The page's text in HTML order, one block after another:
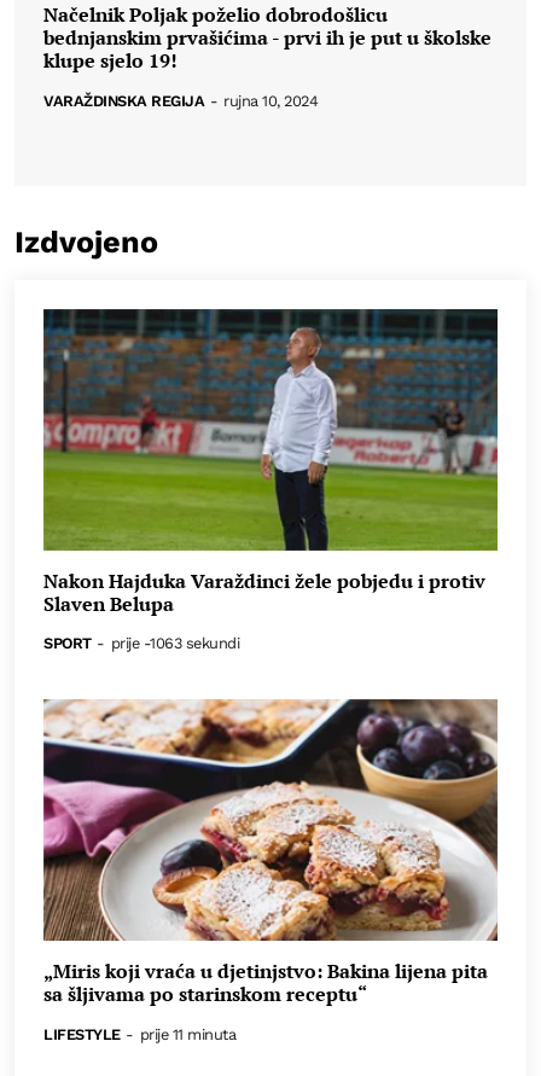
Načelnik Poljak poželio dobrodošlicu
bednjanskim prvašićima - prvi ih je put u školske
klupe sjelo 19!
VARAŽDINSKA REGIJA - rujna 10, 2024
Izdvojeno
Nakon Hajduka Varaždinci žele pobjedu i protiv
Slaven Belupa
SPORT - prije -1063 sekundi
„Miris koji vraća u djetinjstvo: Bakina lijena pita
sa šljivama po starinskom receptu“
LIFESTYLE - prije 11 minuta